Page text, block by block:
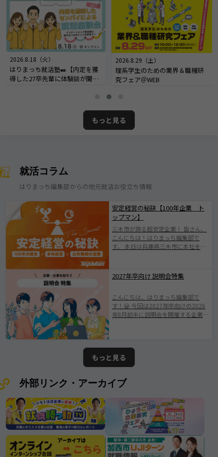
2026.8.18（火）
はりまっち就活塾✒️【内定を獲
得した27卒先輩に体験談が聞け
2026.8.29（土）
理系学生のための業界＆職種研
究フェア＠WEB
もっと見る
就活コラム
はりまっち編集部からの地元就活お役立ち情報
安定経営の秘訣【100年企業 ト
ップマン】
三木市が誇る超安定企業！ 皆さん、
こんにちは！はりまっち編集部で
す。 本日は兵庫県三木市に本社を構
1924年の創業以来、100年にわたり
地域とともに歩んできた歴史ある企
として知られる三木市に根ざした会
社で伝統を守りながらも、 新たな価
値創出に挑戦されている企業です
が誇る優良企業”と呼ぶにふさわしい
存在です。
2027年卒向け 説明会特集
こんにちは、はりまっち編集部で
す！😀 今回は2027年卒向けの2026
年8月前半に説明会を開催する企業を
の情報となります。ムツミ商事株式
会社
もっと見る
外部リンク・アーカイブ